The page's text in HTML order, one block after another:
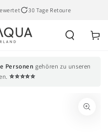
30 Tage Retoure
Cart
Personen gehören zu unseren
⭐⭐⭐⭐⭐